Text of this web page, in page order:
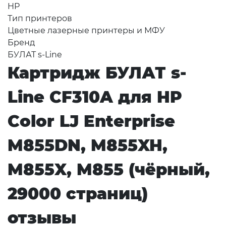
HP
Тип принтеров
Цветные лазерные принтеры и МФУ
Бренд
БУЛАТ s-Line
Картридж БУЛАТ s-
Line CF310A для HP
Color LJ Enterprise
M855DN, M855XH,
M855X, M855 (чёрный,
29000 страниц)
отзывы